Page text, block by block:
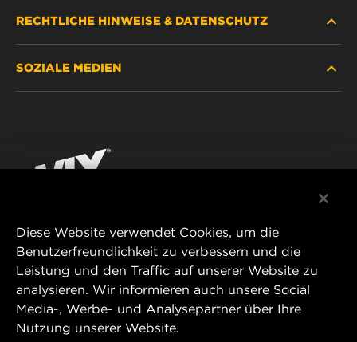
HÄNDLERSUCHE
KONTAKT
RECHTLICHE HINWEISE & DATENSCHUTZ
IMPRESSUM
SOZIALE MEDIEN
YouTube
MANN+HUMMEL FT Poland
ul. Wrocławska 145,
63-800 GOSTYŃ, POLAND
Tel. +48 65 572 89 00
E-mail:info@mann-hummel.com
Diese Website verwendet Cookies, um die
Benutzerfreundlichkeit zu verbessern und die
Leistung und den Traffic auf unserer Website zu
analysieren. Wir informieren auch unsere Social
Media-, Werbe- und Analysepartner über Ihre
Nutzung unserer Website.